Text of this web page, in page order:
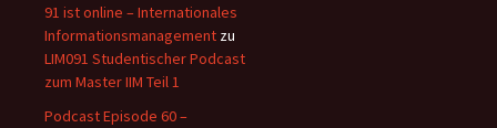
91 ist online – Internationales
Informationsmanagement zu
LIM091 Studentischer Podcast
zum Master IIM Teil 1
Podcast Episode 60 –